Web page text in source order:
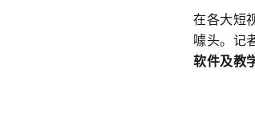
在各大短
噱头。记
软件及教